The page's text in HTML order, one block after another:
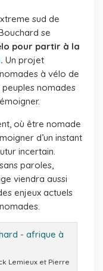
sud de
se
pour partir à la
. Un projet
à vélo de
peuples nomades
où être nomade
d’un instant
incertain.
paroles,
viendra aussi
enjeux actuels
Lemieux et Pierre